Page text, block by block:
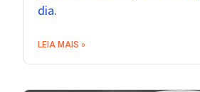
dia.
LEIA MAIS »